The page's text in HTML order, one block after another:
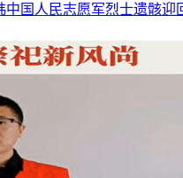
国人民志愿军烈士遗骸迎